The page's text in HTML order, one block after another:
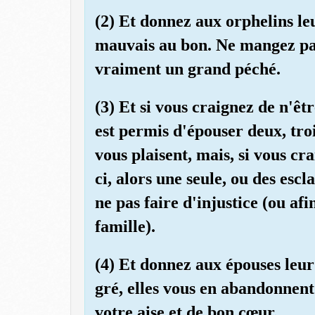
(2) Et donnez aux orphelins
mauvais au bon. Ne mangez
vraiment un grand péché.
(3) Et si vous craignez de
est permis d'épouser deux,
vous plaisent, mais, si vous
ci, alors une seule, ou des
ne pas faire d'injustice (ou
famille).
(4) Et donnez aux épouses
gré, elles vous en